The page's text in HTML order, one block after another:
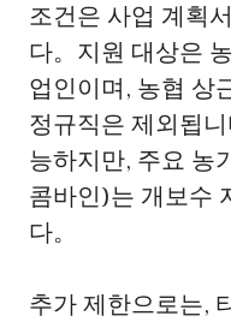
조건은 사업 계획
다。지원 대상은
업인이며, 농협 상
정규직은 제외됩
능하지만, 주요 농
콤바인)는 개보수
다。
추가 제한으로는,